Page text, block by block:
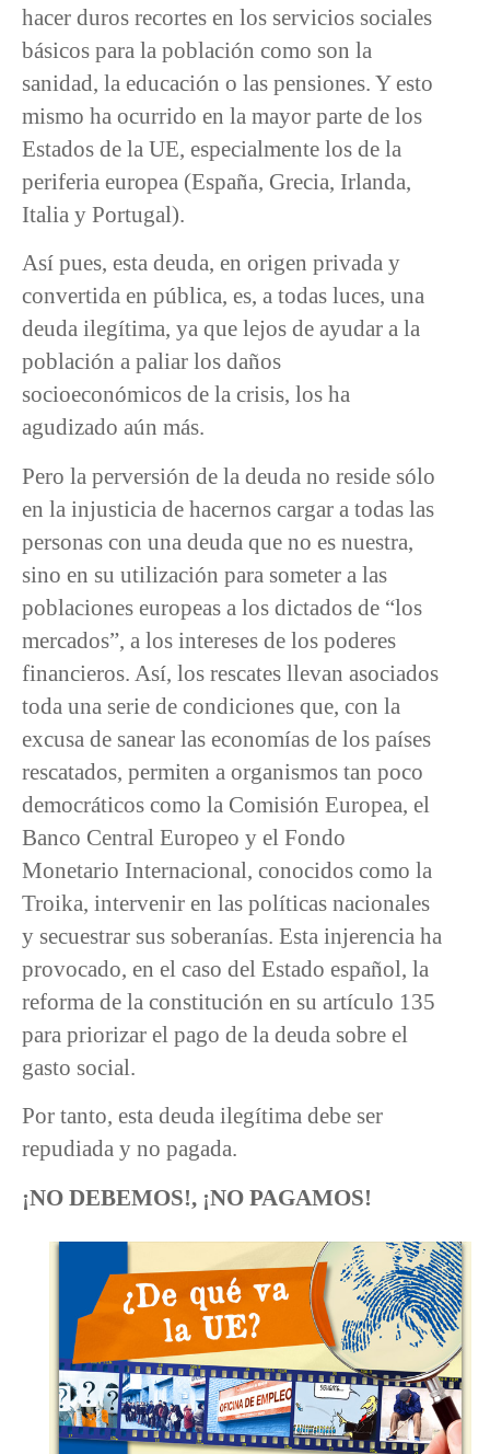
hacer duros recortes en los servicios sociales
básicos para la población como son la
sanidad, la educación o las pensiones. Y esto
mismo ha ocurrido en la mayor parte de los
Estados de la UE, especialmente los de la
periferia europea (España, Grecia, Irlanda,
Italia y Portugal).
Así pues, esta deuda, en origen privada y
convertida en pública, es, a todas luces, una
deuda ilegítima, ya que lejos de ayudar a la
población a paliar los daños
socioeconómicos de la crisis, los ha
agudizado aún más.
Pero la perversión de la deuda no reside sólo
en la injusticia de hacernos cargar a todas las
personas con una deuda que no es nuestra,
sino en su utilización para someter a las
poblaciones europeas a los dictados de “los
mercados”, a los intereses de los poderes
financieros. Así, los rescates llevan asociados
toda una serie de condiciones que, con la
excusa de sanear las economías de los países
rescatados, permiten a organismos tan poco
democráticos como la Comisión Europea, el
Banco Central Europeo y el Fondo
Monetario Internacional, conocidos como la
Troika, intervenir en las políticas nacionales
y secuestrar sus soberanías. Esta injerencia ha
provocado, en el caso del Estado español, la
reforma de la constitución en su artículo 135
para priorizar el pago de la deuda sobre el
gasto social.
Por tanto, esta deuda ilegítima debe ser
repudiada y no pagada.
¡NO DEBEMOS!, ¡NO PAGAMOS!